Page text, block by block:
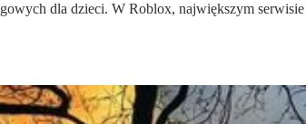
dla dzieci. W Roblox, największym